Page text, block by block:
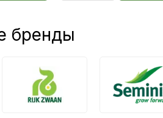
бренды